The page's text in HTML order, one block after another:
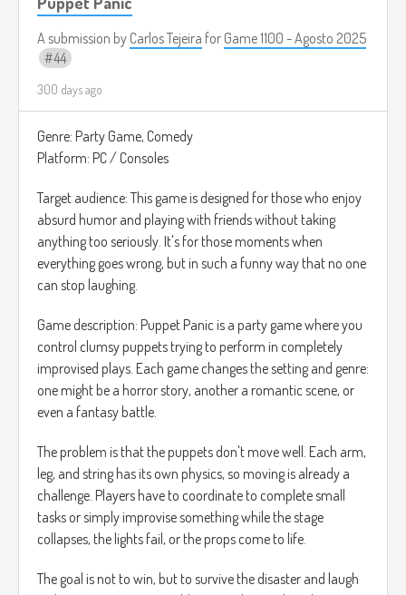
A submission by Carlos Tejeira for Game 1100 - Agosto 2025
44
300 days ago
Genre: Party Game, Comedy
Platform: PC / Consoles
Target audience: This game is designed for those who enjoy
absurd humor and playing with friends without taking
anything too seriously. It's for those moments when
everything goes wrong, but in such a funny way that no one
can stop laughing.
Game description: Puppet Panic is a party game where you
control clumsy puppets trying to perform in completely
improvised plays. Each game changes the setting and genre:
one might be a horror story, another a romantic scene, or
even a fantasy battle.
The problem is that the puppets don't move well. Each arm,
leg, and string has its own physics, so moving is already a
challenge. Players have to coordinate to complete small
tasks or simply improvise something while the stage
collapses, the lights fail, or the props come to life.
The goal is not to win, but to survive the disaster and laugh